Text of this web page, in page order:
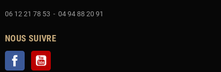
06 12 21 78 53 - 04 94 88 20 91
NOUS SUIVRE
Facebook